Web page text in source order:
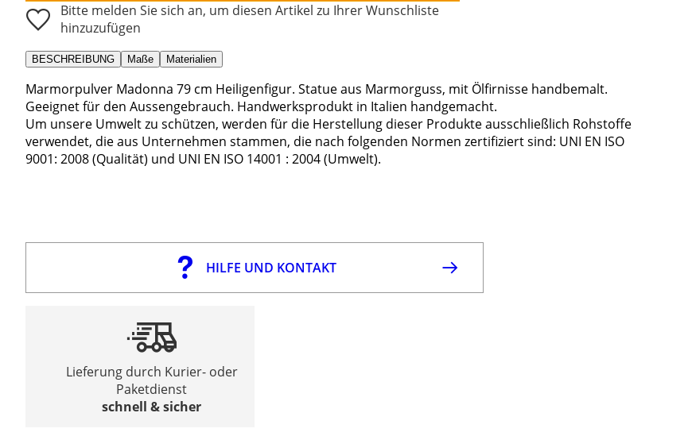
Bitte melden Sie sich an, um diesen Artikel zu Ihrer Wunschliste
hinzuzufügen
BESCHREIBUNG Maße Materialien
Marmorpulver Madonna 79 cm Heiligenfigur. Statue aus Marmorguss, mit Ölfirnisse handbemalt.
Geeignet für den Aussengebrauch. Handwerksprodukt in Italien handgemacht.
Um unsere Umwelt zu schützen, werden für die Herstellung dieser Produkte ausschließlich Rohstoffe
verwendet, die aus Unternehmen stammen, die nach folgenden Normen zertifiziert sind: UNI EN ISO
9001: 2008 (Qualität) und UNI EN ISO 14001 : 2004 (Umwelt).
HILFE UND KONTAKT
Lieferung durch Kurier- oder
Paketdienst
schnell & sicher